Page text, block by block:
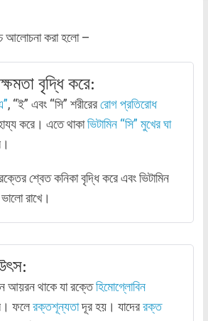
আলোচনা করা হলো –
বৃদ্ধি করে:
, “ই” এবং “সি” শরীরেররোগ প্রতিরোধ
করে। এতে থাকাভিটামিন “সি” মুখের ঘা
রক্তের শ্বেত কনিকা বৃদ্ধি করে এবং ভিটামিন
রাখে।
আয়রন থাকে যা রক্তেহিমোগ্লোবিন
ফলেরক্তশূন্যতাদূর হয়। যাদেররক্ত